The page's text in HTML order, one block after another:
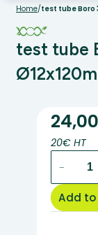
Home/test tube Boro
test tube
20€ HT
Boro
3.3
−
Add